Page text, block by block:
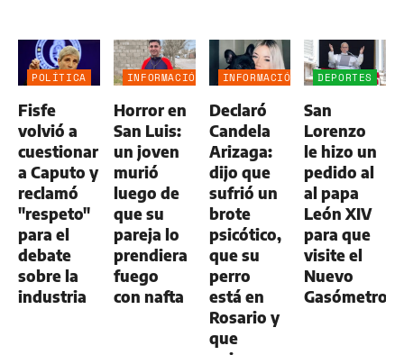
POLÍTICA
Fisfe
volvió a
cuestionar
a Caputo y
reclamó
"respeto"
para el
debate
sobre la
industria
INFORMACIÓN
Horror en
San Luis:
un joven
murió
luego de
que su
pareja lo
prendiera
fuego
con nafta
INFORMACIÓN
Declaró
Candela
Arizaga:
dijo que
sufrió un
brote
psicótico,
que su
perro
está en
Rosario y
que
DEPORTES
San
Lorenzo
le hizo un
pedido al
al papa
León XIV
para que
visite el
Nuevo
Gasómetro